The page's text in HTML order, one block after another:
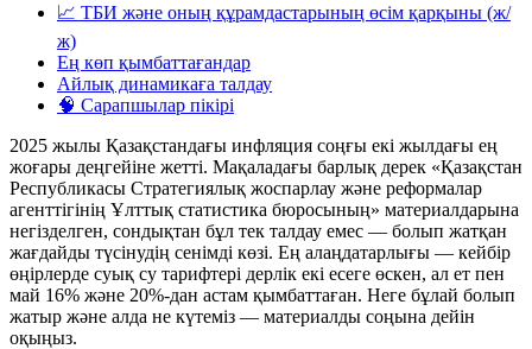
📈 ТБИ және оның құрамдастарының өсім қарқыны (ж/
ж)
Ең көп қымбаттағандар
Айлық динамикаға талдау
🧠 Сарапшылар пікірі
2025 жылы Қазақстандағы инфляция соңғы екі жылдағы ең
жоғары деңгейіне жетті. Мақаладағы барлық дерек «Қазақстан
Республикасы Стратегиялық жоспарлау және реформалар
агенттігінің Ұлттық статистика бюросының» материалдарына
негізделген, сондықтан бұл тек талдау емес — болып жатқан
жағдайды түсінудің сенімді көзі. Ең алаңдатарлығы — кейбір
өңірлерде суық су тарифтері дерлік екі есеге өскен, ал ет пен
май 16% және 20%-дан астам қымбаттаған. Неге бұлай болып
жатыр және алда не күтеміз — материалды соңына дейін
оқыңыз.